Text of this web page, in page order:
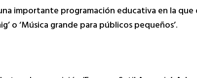
importante programación educativa en la
o ‘Música grande para públicos pequeños’.